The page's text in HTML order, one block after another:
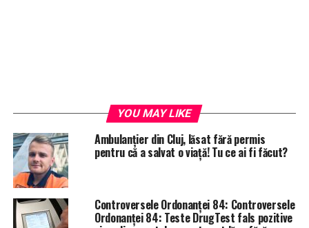
YOU MAY LIKE
Ambulanțier din Cluj, lăsat fără permis
pentru că a salvat o viață! Tu ce ai fi făcut?
Controversele Ordonanței 84: Controversele
Ordonanței 84: Teste DrugTest fals pozitive